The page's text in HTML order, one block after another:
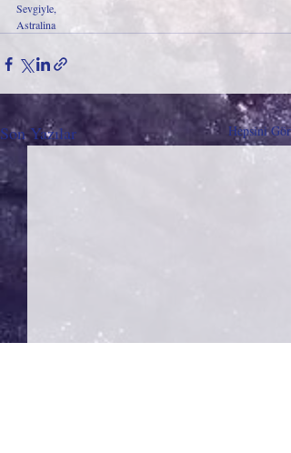
Sevgiyle,
Astralina
Son Yazılar Hepsini Gör